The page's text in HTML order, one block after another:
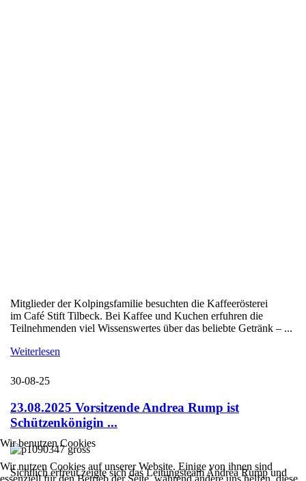
Mitglieder der Kolpingsfamilie besuchten die Kaffeerösterei
im Café Stift Tilbeck. Bei Kaffee und Kuchen erfuhren die
Teilnehmenden viel Wissenswertes über das beliebte Getränk – ...
Weiterlesen
30-08-25
23.08.2025 Vorsitzende Andrea Rump ist
Schützenkönigin ...
Sichtlich erfreut zeigte sich das Leitungsteam Andrea Rump und
Wir benutzen Cookies
Wir nutzen Cookies auf unserer Website. Einige von ihnen sind
essenziell für den Betrieb der Seite, während andere uns helfen, diese